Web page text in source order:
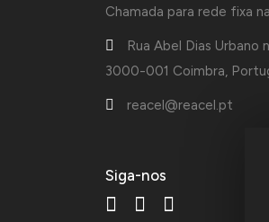
Chamada para rede fixa
Rua Abel Dias Urbano
3000-001 Coimbra,
reacel@reacel.pt
Siga-nos